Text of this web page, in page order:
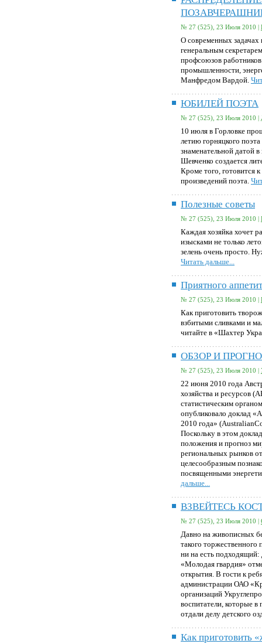
№ 27 (525), 23 Июля 2010 |
О современных
генеральным
профсоюзов
промышленности,
Манфредом Вардой.
ЮБИЛЕЙ ПОЭТА
№ 27 (525), 23 Июля 2010 |
10 июля в Горловке
летию горняцкого
знаменательной датой
Шевченко создается
Кроме того, готовится
произведений поэта.
Полезные советы
№ 27 (525), 23 Июля 2010 |
Каждая хозяйка хочет
изысками не только
зелень очень просто.
Читать дальше...
Приятного
№ 27 (525), 23 Июля 2010 |
Как приготовить
взбитыми сливками и
читайте в «Шахтер
ОБЗОР И
№ 27 (525), 23 Июля 2010 |
22 июня 2010 года
хозяйства и ресурсов
статистическим
опубликовало доклад
2010 года»
Поскольку в этом
положения и прогноз
региональных рынков
целесообразным
посвященными
дальше...
ВЗВЕЙТЕСЬ
№ 27 (525), 23 Июля 2010 |
Давно на живописных
такого
ни на есть подходящий:
«Молодая гвардия»
открытия. В гости к
администрации ОАО
организаций
воспитатели, которые
отдали делу детского
Как приготовить